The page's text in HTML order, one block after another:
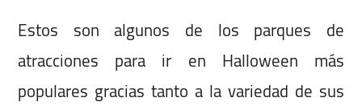
Estos son algunos de los parques de
atracciones para ir en Halloween más
populares gracias tanto a la variedad de sus